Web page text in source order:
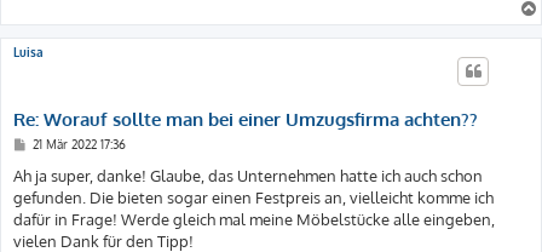
Luisa
Re: Worauf sollte man bei einer Umzugsfirma achten??
B
i
t
r
a
g
21 Mär 2022 17:36
Ah ja super, danke! Glaube, das Unternehmen hatte ich auch schon
gefunden. Die bieten sogar einen Festpreis an, vielleicht komme ich
dafür in Frage! Werde gleich mal meine Möbelstücke alle eingeben,
vielen Dank für den Tipp!